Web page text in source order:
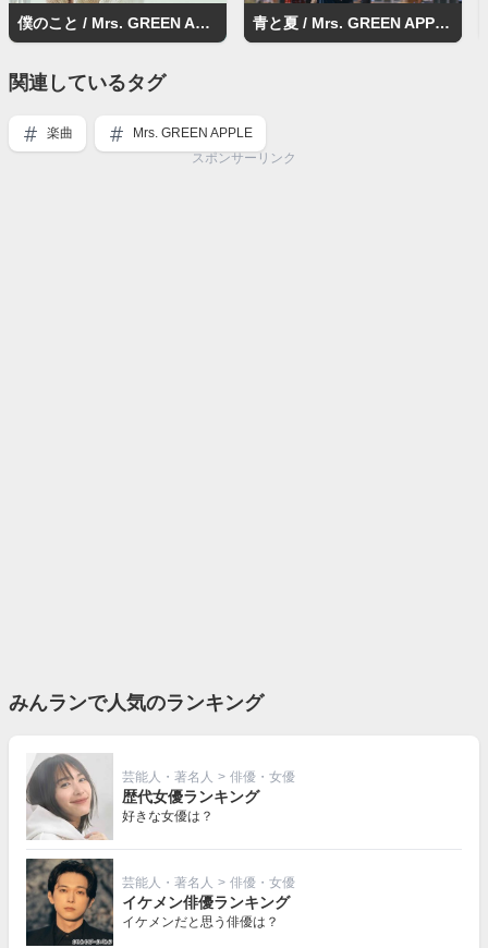
僕のこと / Mrs. GREEN APPLE 青と夏 / Mrs. GREEN APPLE
関連しているタグ
楽曲
Mrs. GREEN APPLE
スポンサーリンク
みんランで人気のランキング
芸能人・著名人 > 俳優・女優
歴代女優ランキング
好きな女優は？
芸能人・著名人 > 俳優・女優
イケメン俳優ランキング
イケメンだと思う俳優は？